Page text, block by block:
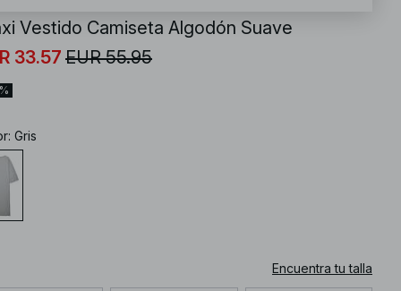
Vestido Camiseta Algodón Suave
33.57 EUR 55.95
: Gris
Encuentra tu talla